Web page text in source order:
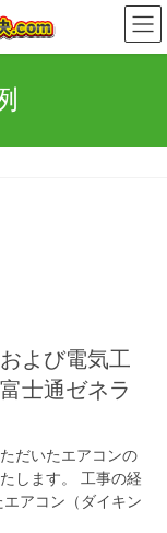
よび電気工
士通ゼネラ
だいたエアコンの
します。 工事の経
アコン（ダイキン